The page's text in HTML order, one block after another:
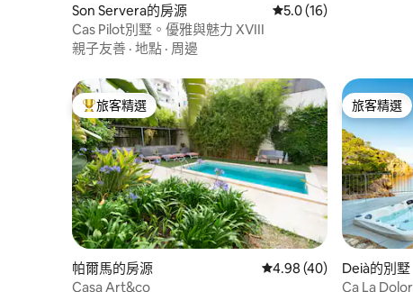
Son Servera的房源 從 16 則評價中獲得 5.0
5.0 (16)
Cas Pilot別墅。優雅與魅力 XVIII
親子友善 · 地點 · 周邊
旅客精選榜首
旅客精選
帕爾馬的房源 從 40 則評價中獲得
4.98 (40)
Casa Art&co
旅客精選
旅客精選
Deià的別墅
Ca La